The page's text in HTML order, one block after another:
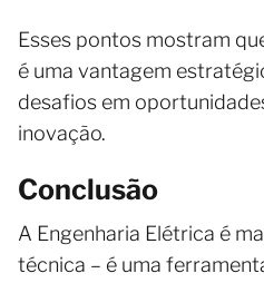
Esses pontos mostram
é uma vantagem
desafios em
inovação.
Conclusão
A Engenharia Elétrica é
técnica – é uma